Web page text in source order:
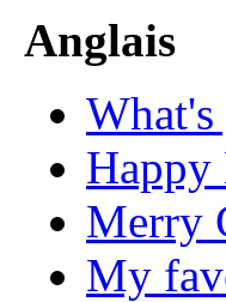
Anglais
What's
Happy
Merry
My